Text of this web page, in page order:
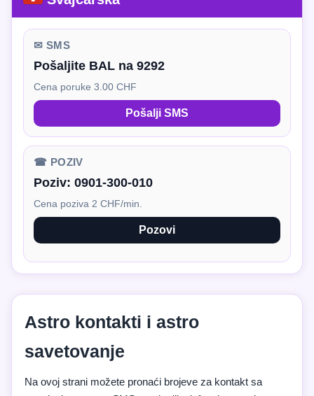
✉ SMS
Pošaljite BAL na 9292
Cena poruke 3.00 CHF
Pošalji SMS
☎ POZIV
Poziv: 0901-300-010
Cena poziva 2 CHF/min.
Pozovi
Astro kontakti i astro
savetovanje
Na ovoj strani možete pronaći brojeve za kontakt sa